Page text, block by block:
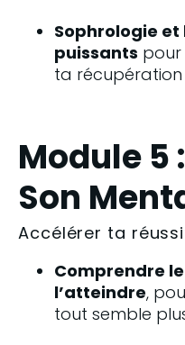
Sophrologie et
puissants pour
ta
Module 5
Son
Accélérer ta
Comprendre
l’atteindre,
tout semble